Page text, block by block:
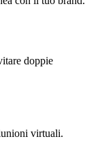
doppie
virtuali.